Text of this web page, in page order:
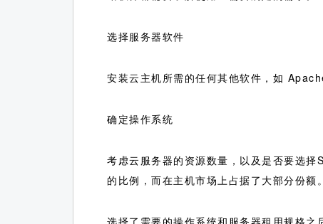
选择服务器软件
安装云主机所需的任何其他软件，如
确定操作系统
考虑云服务器的资源数量，以及是否要选
的比例，而在主机市场上占据了大部分份额。
选择了需要的操作系统和服务器租用规格